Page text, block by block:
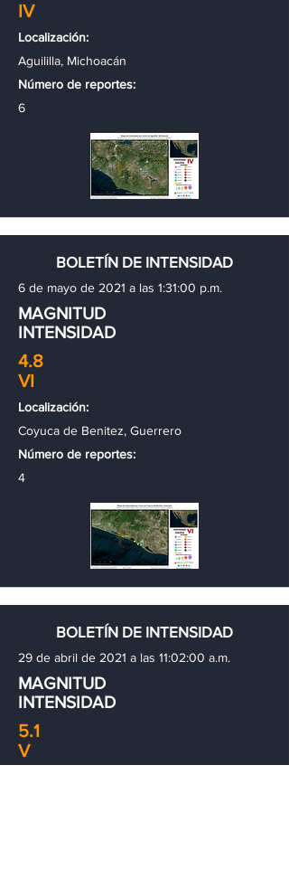
IV
Localización:
Aguililla, Michoacán
Número de reportes:
6
BOLETÍN DE INTENSIDAD
6 de mayo de 2021 a las 1:31:00 p.m.
MAGNITUD
INTENSIDAD
4.8
VI
Localización:
Coyuca de Benitez, Guerrero
Número de reportes:
4
BOLETÍN DE INTENSIDAD
29 de abril de 2021 a las 11:02:00 a.m.
MAGNITUD
INTENSIDAD
5.1
V